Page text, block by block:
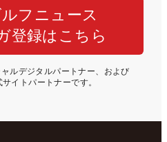
フニュース
登録はこちら
ルデジタルパートナー、および
イトパートナーです。